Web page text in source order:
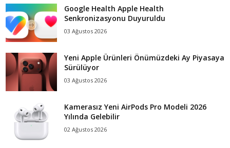
Google Health Apple Health
Senkronizasyonu Duyuruldu
03 Ağustos 2026
Yeni Apple Ürünleri Önümüzdeki Ay Piyasaya
Sürülüyor
03 Ağustos 2026
Kamerasız Yeni AirPods Pro Modeli 2026
Yılında Gelebilir
02 Ağustos 2026